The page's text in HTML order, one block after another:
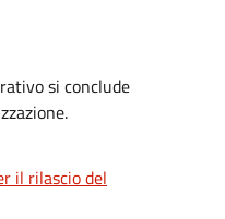
si conclude
il rilascio del